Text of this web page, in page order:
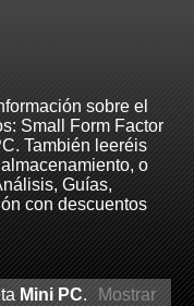
sobre el
Small Form Factor
También leeréis
o
Guías,
con descuentos
Mini PC. Mostrar